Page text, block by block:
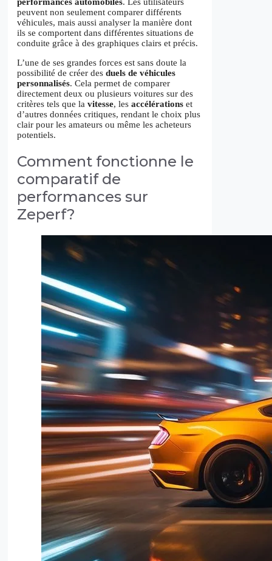
peuvent non seulement comparer différents
véhicules, mais aussi analyser la manière dont
ils se comportent dans différentes situations de
conduite grâce à des graphiques clairs et précis.
L’une de ses grandes forces est sans doute la
possibilité de créer des duels de véhicules
personnalisés. Cela permet de comparer
directement deux ou plusieurs voitures sur des
critères tels que la vitesse, les accélérations et
d’autres données critiques, rendant le choix plus
clair pour les amateurs ou même les acheteurs
potentiels.
Comment fonctionne le
comparatif de
performances sur
Zeperf?